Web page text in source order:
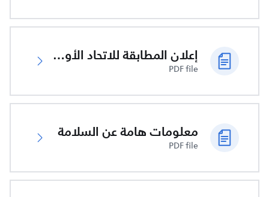
إعلان المطابقة للاتحاد الأوروبي
PDF file
معلومات هامة عن السلامة
PDF file